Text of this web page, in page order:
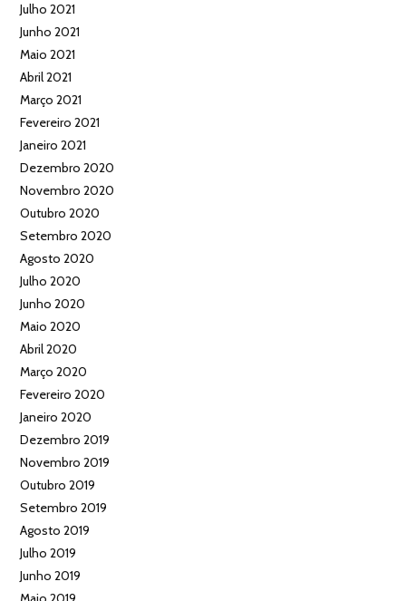
Julho 2021
Junho 2021
Maio 2021
Abril 2021
Março 2021
Fevereiro 2021
Janeiro 2021
Dezembro 2020
Novembro 2020
Outubro 2020
Setembro 2020
Agosto 2020
Julho 2020
Junho 2020
Maio 2020
Abril 2020
Março 2020
Fevereiro 2020
Janeiro 2020
Dezembro 2019
Novembro 2019
Outubro 2019
Setembro 2019
Agosto 2019
Julho 2019
Junho 2019